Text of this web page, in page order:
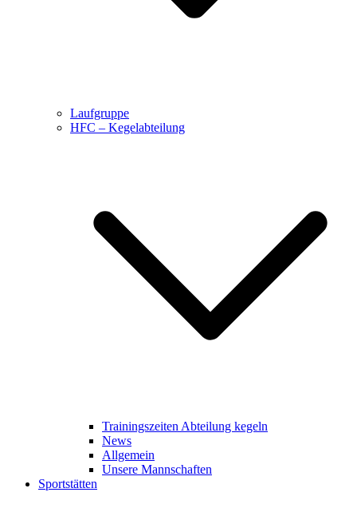
Laufgruppe
HFC – Kegelabteilung
Trainingszeiten Abteilung kegeln
News
Allgemein
Unsere Mannschaften
Sportstätten